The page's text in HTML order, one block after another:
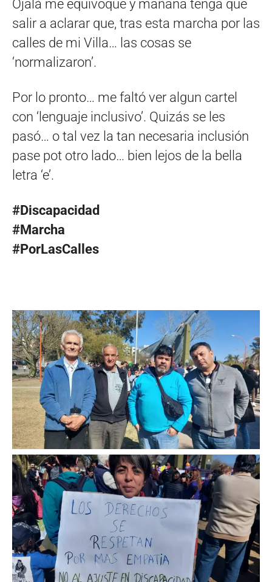
Ojalá me equivoque y mañana tenga que
salir a aclarar que, tras esta marcha por las
calles de mi Villa… las cosas se
‘normalizaron’.
Por lo pronto… me faltó ver algun cartel
con ‘lenguaje inclusivo’. Quizás se les
pasó… o tal vez la tan necesaria inclusión
pase pot otro lado… bien lejos de la bella
letra ‘e’.
#Discapacidad
#Marcha
#PorLasCalles